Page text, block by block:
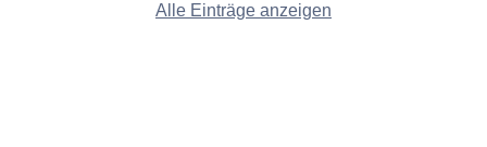
Alle Einträge anzeigen